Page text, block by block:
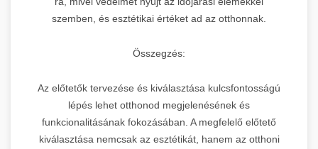
szemben, és esztétikai értéket ad az otthonnak.
Összegzés:
Az előtetők tervezése és kiválasztása kulcsfontosságú
lépés lehet otthonod megjelenésének és
funkcionalitásának fokozásában. A megfelelő előtető
kiválasztása nemcsak az esztétikát, hanem az otthoni